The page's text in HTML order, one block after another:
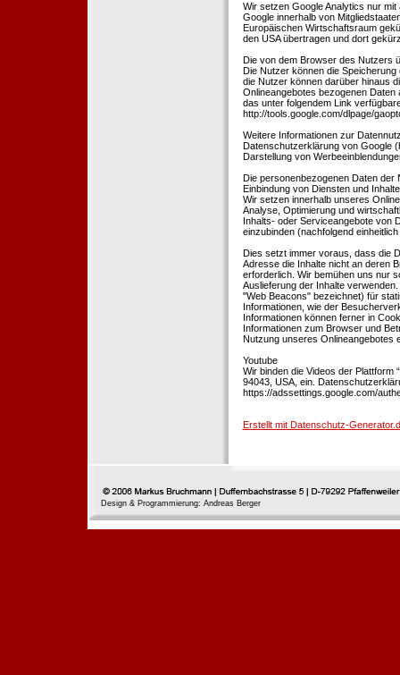
Wir setzen Google Analytics nur
Google innerhalb von
Europäischen Wirtschaftsraum
den USA übertragen und dort
Die von dem Browser des Nutzers
Die Nutzer können die
die Nutzer können darüber hinaus
Onlineangebotes bezogenen
das unter folgendem Link
http://tools.google.com/dlpage/
Weitere Informationen zur
Datenschutzerklärung von Google
Darstellung von
Die personenbezogenen Daten der
Einbindung von Diensten und
Wir setzen innerhalb unseres
Analyse, Optimierung und
Inhalts- oder Serviceangebote von
einzubinden (nachfolgend
Dies setzt immer voraus, dass die
Adresse die Inhalte nicht an deren
erforderlich. Wir bemühen uns nur
Auslieferung der Inhalte
"Web Beacons" bezeichnet) für
Informationen, wie der
Informationen können ferner in
Informationen zum Browser und
Nutzung unseres Onlineangebotes
Youtube
Wir binden die Videos der Plattform
94043, USA, ein.
https://adssettings.google.com/
Erstellt mit Datenschutz-
Design & Programmierung: Andreas Berger